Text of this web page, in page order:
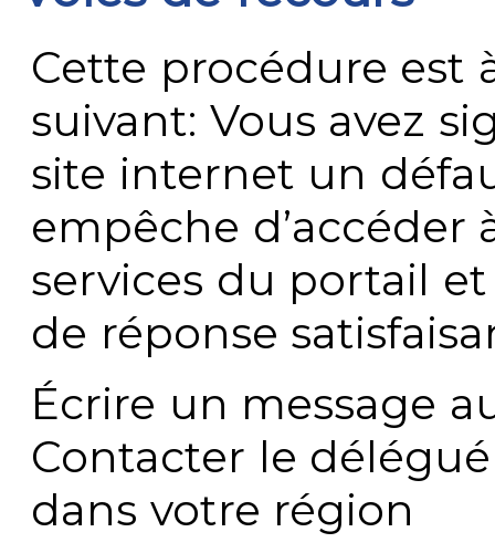
Cette procédure est
suivant: Vous avez
site internet un
empêche
services du portail
de réponse
Écrire un message
Contacter le
dans votre région